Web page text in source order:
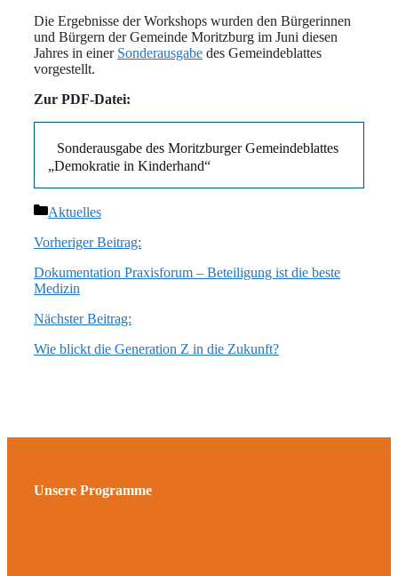
Die Ergebnisse der Workshops wurden den Bürgerinnen
und Bürgern der Gemeinde Moritzburg im Juni diesen
Jahres in einer Sonderausgabe des Gemeindeblattes
vorgestellt.
Zur PDF-Datei:
Sonderausgabe des Moritzburger Gemeindeblattes
„Demokratie in Kinderhand“
Kategorien
Aktuelles
Vorheriger Beitrag:
Dokumentation Praxisforum – Beteiligung ist die beste
Medizin
Nächster Beitrag:
Wie blickt die Generation Z in die Zukunft?
Unsere Programme